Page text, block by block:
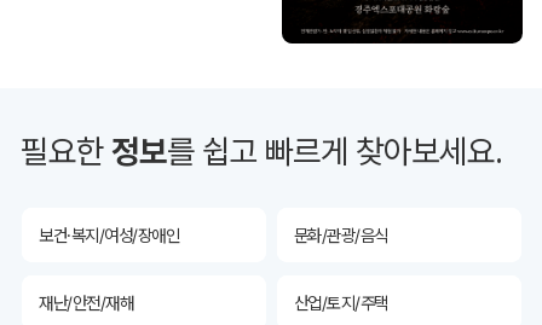
필요한정보를 쉽고 빠르게 찾아보세요.
공공데이터&통계
산림 해양/수산
보건·복지/여성/장애인 문화/관광/음식
재난/안전/재해 산업/토지/주택